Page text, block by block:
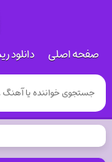
صفحه اصلی دانلود